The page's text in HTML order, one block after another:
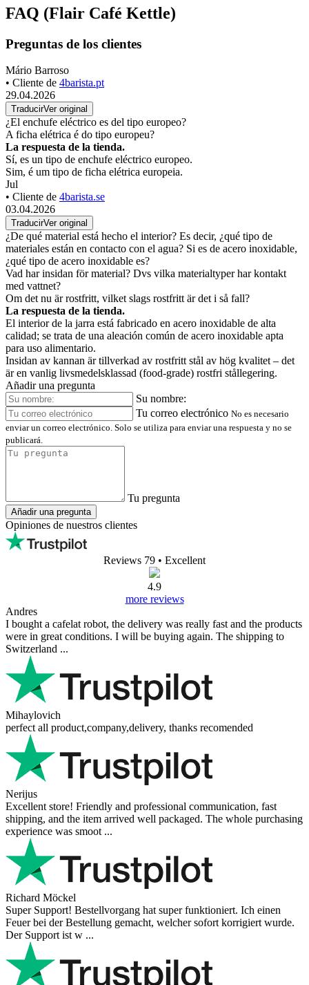
productoFlair Café Kettle
¿Buscas información adicional sobre Flair Café Kettle?
En nuestra sección de soporte técnico, encontrará preguntas
frecuentes (FAQ) y respuestas sobre las características, parámetros y
uso de este producto. Si tiene alguna pregunta específica sobre Flair
Café Kettle, añádala al foro de discusión a continuación. Con gusto
la responderemos.
99,90 €
Sin impuestos: 82,56 €
Mostrar producto
Comprar
En Stock
entrega en 14.8.
opciones de entrega
FAQ (Flair Café Kettle)
Preguntas de los clientes
Mário Barroso
• Cliente de4barista.pt
29.04.2026
TraducirVer original
¿El enchufe eléctrico es del tipo europeo?
A ficha elétrica é do tipo europeu?
La respuesta de la tienda.
Sí, es un tipo de enchufe eléctrico europeo.
Sim, é um tipo de ficha elétrica europeia.
Jul
• Cliente de4barista.se
03.04.2026
TraducirVer original
¿De qué material está hecho el interior? Es decir, ¿qué tipo de
materiales están en contacto con el agua? Si es de acero inoxidable,
¿qué tipo de acero inoxidable es?
Om det nu är rostfritt, vilket slags rostfritt är det i så fall?
La respuesta de la tienda.
El interior de la jarra está fabricado en acero inoxidable de alta
calidad; se trata de una aleación común de acero inoxidable apta
para uso alimentario.
Insidan av kannan är tillverkad av rostfritt stål av hög kvalitet – det
är en vanlig livsmedelsklassad (food-grade) rostfri stållegering.
Su nombre:
enviar un correo electrónico. Solo se utiliza para enviar una respuesta y no se
publicará.
Tu pregunta
Añadir una pregunta
Opiniones de nuestros clientes
Reviews 79 • Excellent
4.9
Andres
I bought a cafelat robot, the delivery was really fast and the products
were in great conditions. I will be buying again. The shipping to
Switzerland ...
Mihaylovich
perfect all product,company,delivery, thanks recomended